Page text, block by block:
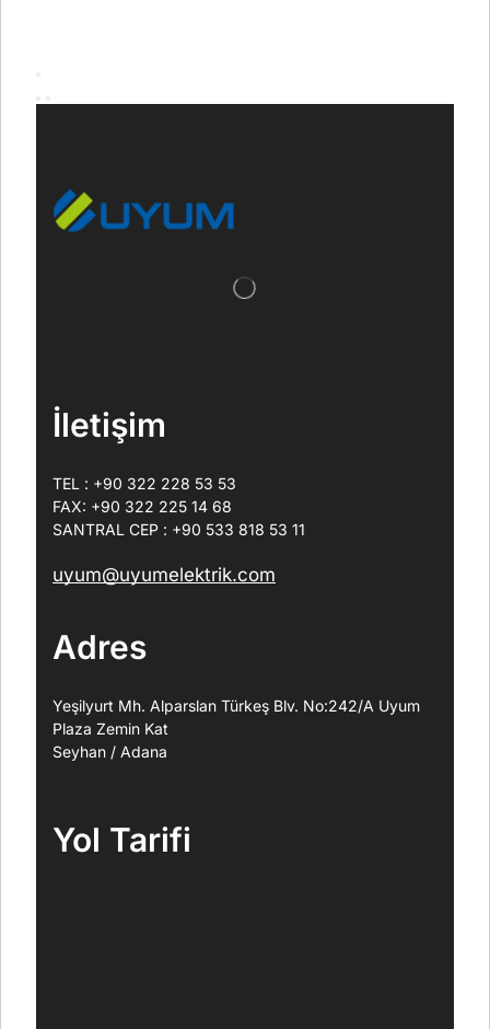
İletişim
TEL : +90 322 228 53 53
FAX: +90 322 225 14 68
SANTRAL CEP : +90 533 818 53 11
uyum@uyumelektrik.com
Adres
Yeşilyurt Mh. Alparslan Türkeş Blv. No:242/A Uyum
Plaza Zemin Kat
Seyhan / Adana
Yol Tarifi